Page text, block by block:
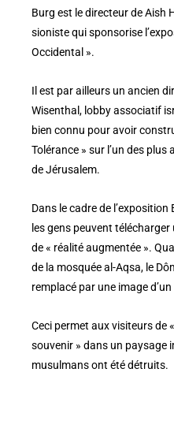
Burg est le directeur de Aish
sioniste qui sponsorise
Occidental ».
Il est par ailleurs un ancien
Wisenthal, lobby associatif
bien connu pour avoir
Tolérance » sur l’un des
de Jérusalem.
Dans le cadre de
les gens peuvent
de « réalité augmentée ».
de la mosquée al-Aqsa, le
remplacé par une image
Ceci permet aux visiteurs de
souvenir » dans un paysage
musulmans ont été détruits.